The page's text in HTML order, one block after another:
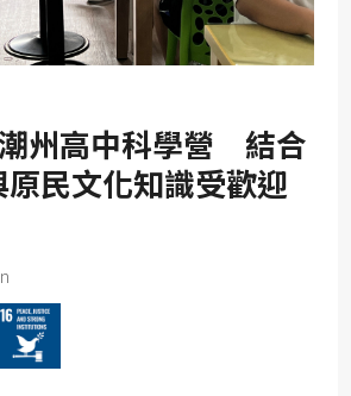
SDG9
SDG10
SDG12
SDG13
州高中科學營 結合
民文化知識受歡迎